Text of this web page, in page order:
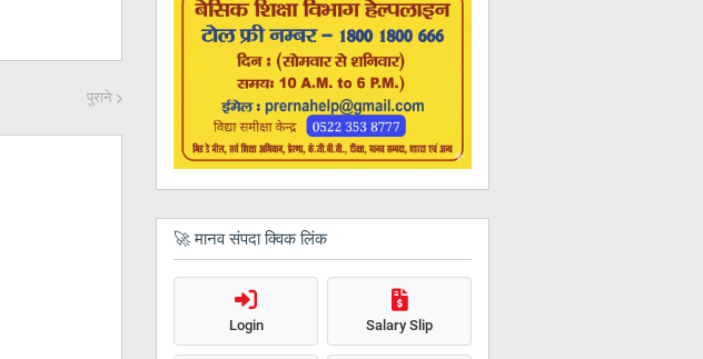
पुराने
🚀 मानव संपदा क्विक लिंक
Login Salary Slip